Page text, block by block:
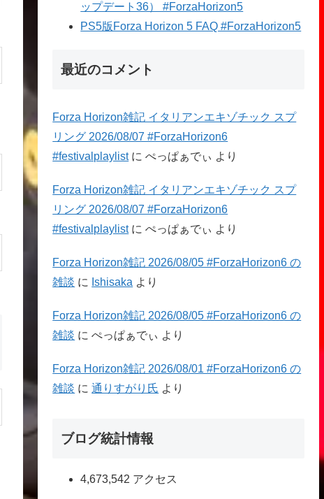
ップデート36） #ForzaHorizon5
PS5版Forza Horizon 5 FAQ #ForzaHorizon5
最近のコメント
Forza Horizon雑記 イタリアンエキゾチック スプ
リング 2026/08/07 #ForzaHorizon6
#festivalplaylistにぺっぱぁでぃ より
Forza Horizon雑記 イタリアンエキゾチック スプ
リング 2026/08/07 #ForzaHorizon6
#festivalplaylistにぺっぱぁでぃ より
Forza Horizon雑記 2026/08/05 #ForzaHorizon6 の
雑談 に Ishisaka より
Forza Horizon雑記 2026/08/05 #ForzaHorizon6 の
雑談 にぺっぱぁでぃ より
Forza Horizon雑記 2026/08/01 #ForzaHorizon6 の
雑談 に通りすがり氏 より
ブログ統計情報
4,673,542 アクセス